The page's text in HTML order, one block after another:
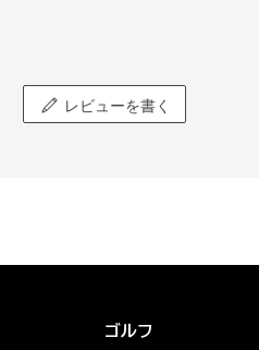
レビューを書く
ゴルフ